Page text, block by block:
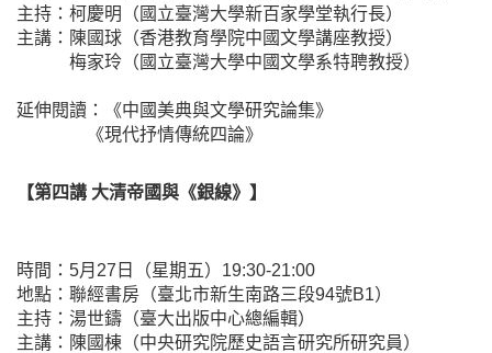
主持：柯慶明（國立臺灣大學新百家學堂執行長）
主講：陳國球（香港教育學院中國文學講座教授）
梅家玲（國立臺灣大學中國文學系特聘教授）
延伸閱讀：
《中國美典與文學研究論集》
《現代抒情傳統四論》
【第四講 大清帝國與《銀線》】
時間：5月27日（星期五）19:30-21:00
地點：聯經書房（臺北市新生南路三段94號B1）
主持：湯世鑄（臺大出版中心總編輯）
主講：陳國棟（中央研究院歷史語言研究所研究員）